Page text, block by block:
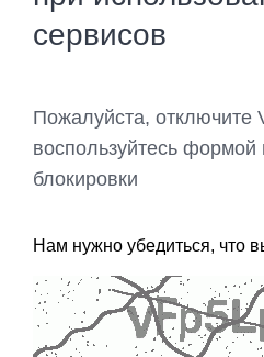
сервисов
Пожалуйста, отключите
воспользуйтесь
блокировки
Нам нужно убедиться, что